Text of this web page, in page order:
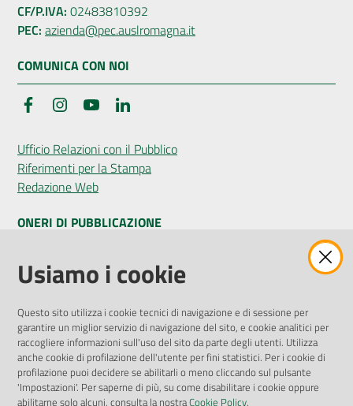
CF/P.IVA: 02483810392
PEC: azienda@pec.auslromagna.it
COMUNICA CON NOI
FacebookInstagramYouTube
Ufficio Relazioni con il Pubblico
Riferimenti per la Stampa
Redazione Web
ONERI DI PUBBLICAZIONE
Amministrazione Trasparente
Pubblicità legale
Privacy Policy
Attuazione Misure PNRR
Liste di Attesa
ENTI, IMPRESE E PARTNER
Usiamo i cookie
Questo sito utilizza i cookie tecnici di navigazione e di sessione per
garantire un miglior servizio di navigazione del sito, e cookie analitici per
raccogliere informazioni sull'uso del sito da parte degli utenti. Utilizza
anche cookie di profilazione dell'utente per fini statistici. Per i cookie di
profilazione puoi decidere se abilitarli o meno cliccando sul pulsante
'Impostazioni'. Per saperne di più, su come disabilitare i cookie oppure
abilitarne solo alcuni, consulta la nostraCookie Policy.